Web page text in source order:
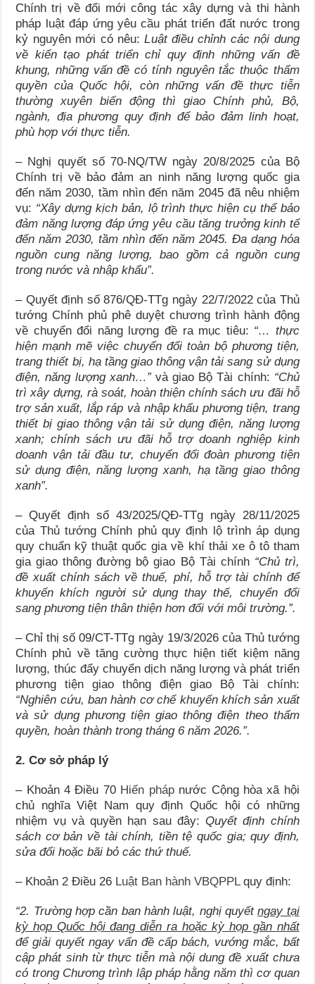
Chính trị về đổi mới công tác xây dựng và thi hành
pháp luật đáp ứng yêu cầu phát triển đất nước trong
kỷ nguyên mới có nêu: Luật điều chỉnh các nội dung
về kiến tạo phát triển chỉ quy định những vấn đề
khung, những vấn đề có tính nguyên tắc thuộc thẩm
quyền của Quốc hội, còn những vấn đề thực tiễn
thường xuyên biến động thì giao Chính phủ, Bộ,
ngành, địa phương quy định để bảo đảm linh hoạt,
phù hợp với thực tiễn.
– Nghị quyết số 70-NQ/TW ngày 20/8/2025 của Bộ
Chính trị về bảo đảm an ninh năng lượng quốc gia
đến năm 2030, tầm nhìn đến năm 2045 đã nêu nhiệm
vụ: “Xây dựng kịch bản, lộ trình thực hiện cụ thể bảo
đảm năng lượng đáp ứng yêu cầu tăng trưởng kinh tế
đến năm 2030, tầm nhìn đến năm 2045. Đa dạng hóa
nguồn cung năng lượng, bao gồm cả nguồn cung
trong nước và nhập khẩu”.
– Quyết định số 876/QĐ-TTg ngày 22/7/2022 của Thủ
tướng Chính phủ phê duyệt chương trình hành động
về chuyển đổi năng lượng đề ra mục tiêu: “… thực
hiện mạnh mẽ việc chuyển đổi toàn bộ phương tiện,
trang thiết bị, hạ tầng giao thông vận tải sang sử dụng
điện, năng lượng xanh…”và giao Bộ Tài chính: “Chủ
trì xây dựng, rà soát, hoàn thiện chính sách ưu đãi hỗ
trợ sản xuất, lắp ráp và nhập khẩu phương tiện, trang
thiết bị giao thông vận tải sử dụng điện, năng lượng
xanh; chính sách ưu đãi hỗ trợ doanh nghiệp kinh
doanh vận tải đầu tư, chuyển đổi đoàn phương tiện
sử dụng điện, năng lượng xanh, hạ tầng giao thông
xanh”.
– Quyết định số 43/2025/QĐ-TTg ngày 28/11/2025
của Thủ tướng Chính phủ quy định lộ trình áp dụng
quy chuẩn kỹ thuật quốc gia về khí thải xe ô tô tham
gia giao thông đường bộ giao Bộ Tài chính “Chủ trì,
đề xuất chính sách về thuế, phí, hỗ trợ tài chính để
khuyến khích người sử dụng thay thế, chuyển đổi
sang phương tiện thân thiện hơn đối với môi trường.”.
– Chỉ thị số 09/CT-TTg ngày 19/3/2026 của Thủ tướng
Chính phủ về tăng cường thực hiện tiết kiệm năng
lượng, thúc đẩy chuyển dịch năng lượng và phát triển
phương tiện giao thông điện giao Bộ Tài chính:
“Nghiên cứu, ban hành cơ chế khuyến khích sản xuất
và sử dụng phương tiện giao thông điện theo thẩm
quyền, hoàn thành trong tháng 6 năm 2026.”.
2. Cơ sở pháp lý
– Khoản 4 Điều 70 Hiến phápnước Cộng hòa xã hội
chủ nghĩa Việt Nam quy định Quốc hội có những
nhiệm vụ và quyền hạn sau đây:Quyết định chính
sách cơ bản về tài chính, tiền tệ quốc gia; quy định,
sửa đổi hoặc bãi bỏ các thứ thuế.
– Khoản 2 Điều 26 Luật Ban hành VBQPPLquy định:
“2. Trường hợp cần ban hành luật, nghị quyếtngay tại
kỳ họp Quốc hội đang diễn ra hoặc kỳ họp gần nhất
để giải quyết ngay vấn đề cấp bách, vướng mắc, bất
cập phát sinh từ thực tiễn mà nội dung đề xuất chưa
có trong Chương trình lập pháp hằng năm thì cơ quan